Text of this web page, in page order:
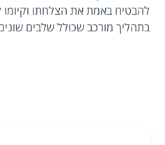
להבטיח באמת את הצלחתו וקיומו
בתהליך מורכב שכולל שלבים